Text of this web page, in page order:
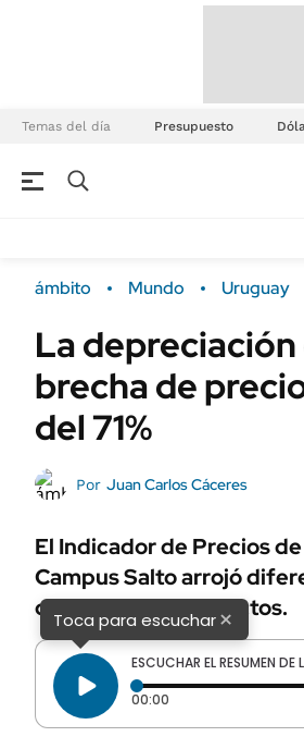
Temas del día Presupuesto
ámbito Mundo Uruguay
La
brecha de
del 71%
Por Juan Carlos Cáceres
El Indicador de Precios
Campus Salto arrojó
divisiones de productos.
Toca para escuchar×
ESCUCHAR EL RESUMEN DE
00:00 Tiempo